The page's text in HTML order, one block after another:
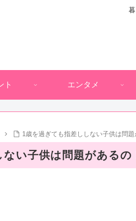
ト エンタメ
1歳を過ぎても指差ししない子供は問題
い子供は問題があるの